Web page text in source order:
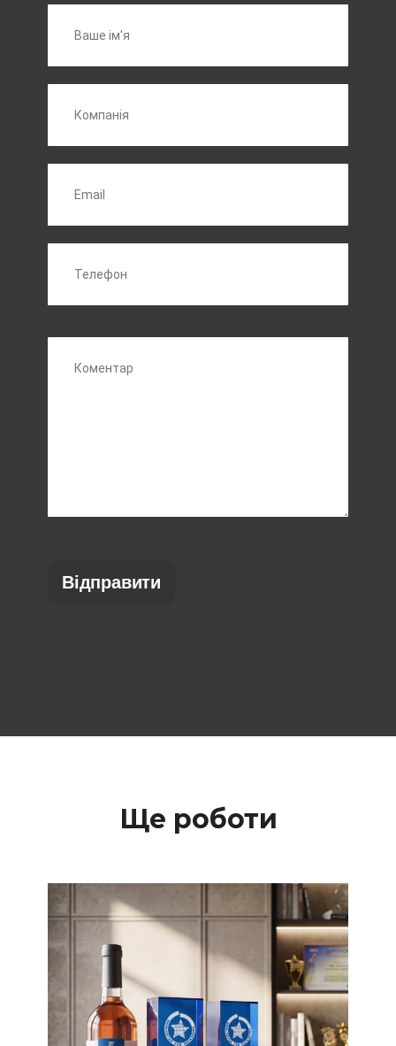
Ще роботи
Етикетки Етикетки для вина Упаковка
Перемога в
міжнародному
конкурсі упаковки
WorldStar Awards 2026